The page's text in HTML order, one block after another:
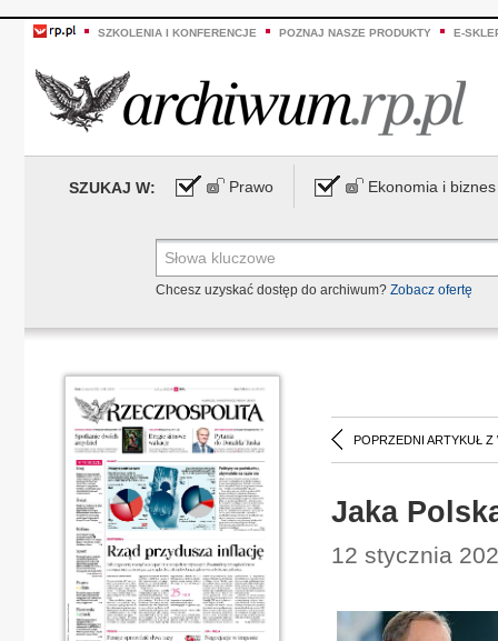
SZKOLENIA I KONFERENCJE POZNAJ NASZE PRODUKTY E-
SZUKAJ W: Prawo Ekonomia i biznes
Chcesz uzyskać dostęp do archiwum? Zobacz ofertę
POPRZEDNI ARTYKUŁ Z
Jaka
12 stycznia